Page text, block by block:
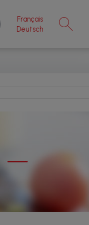
Français
Deutsch
×